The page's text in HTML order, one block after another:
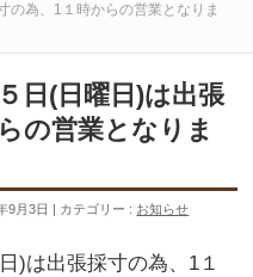
の為、1１時からの営業となりま
日(日曜日)は出張
の営業となりま
9月3日 カテゴリー : お知らせ
)は出張採寸の為、1１